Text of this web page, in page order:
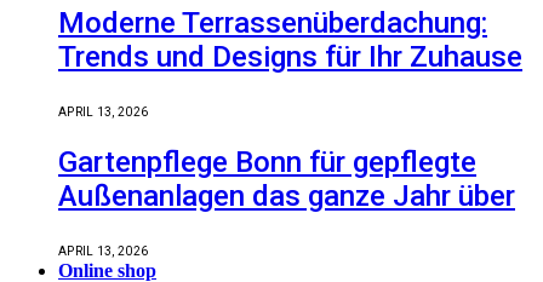
Moderne Terrassenüberdachung:
Trends und Designs für Ihr Zuhause
APRIL 13, 2026
Gartenpflege Bonn für gepflegte
Außenanlagen das ganze Jahr über
APRIL 13, 2026
Online shop